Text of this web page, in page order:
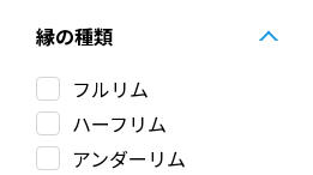
縁の種類
フルリム
ハーフリム
アンダーリム